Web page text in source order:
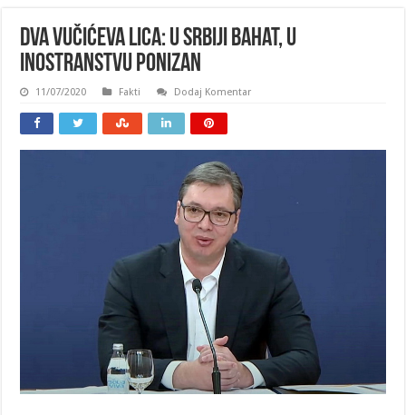
DVA VUČIĆEVA LICA: U Srbiji bahat, u
inostranstvu ponizan
11/07/2020 Fakti Dodaj Komentar